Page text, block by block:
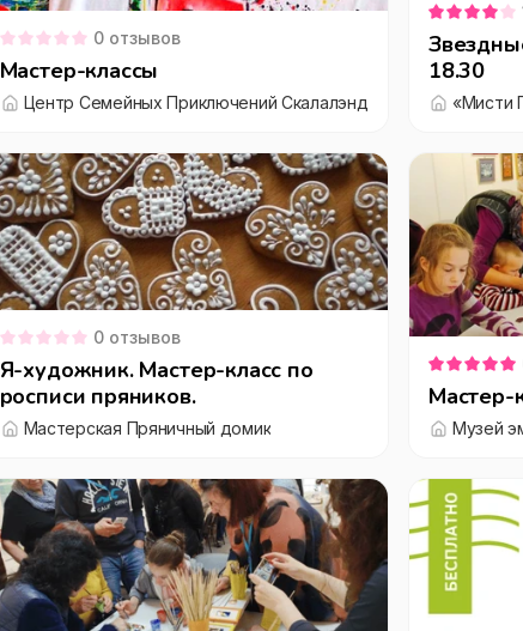
0 отзывов
Мастер-классы
Центр Семейных Приключений Скалалэнд
18.30
0 отзывов
Я-художник. Мастер-класс по
росписи пряников.
Мастерская Пряничный домик
Мастер-
Музей